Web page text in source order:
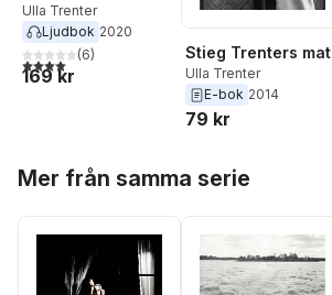
Ulla Trenter
Ljudbok 2020
4,0utav 5 stjärnor. Totalt antal röster:
(6)
169 kr
Stieg Trenters mat
Ulla Trenter
E-bok 2014
79 kr
Mer från samma serie